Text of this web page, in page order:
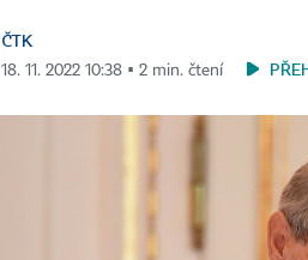
ČTK
18. 11. 2022 10:38 ▪ 2 min. čtení